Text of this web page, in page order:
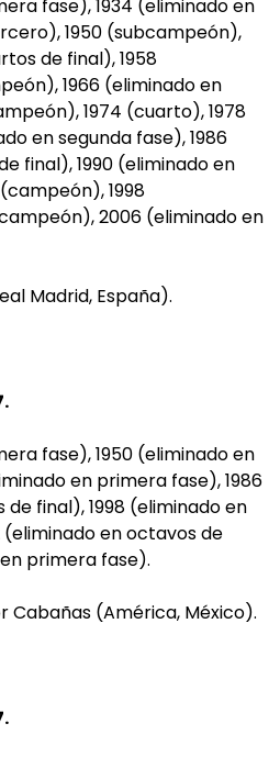
fase), 1934 (eliminado en
1950 (subcampeón),
de final), 1958
1966 (eliminado en
1974 (cuarto), 1978
en segunda fase), 1986
final), 1990 (eliminado en
1998
2006 (eliminado en
Madrid, España).
fase), 1950 (eliminado en
en primera fase), 1986
final), 1998 (eliminado en
en octavos de
primera fase).
Cabañas (América, México).